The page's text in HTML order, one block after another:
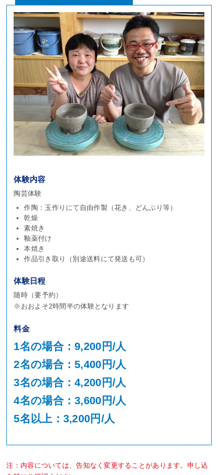
体験内容
陶芸体験
作陶：玉作りにて自由作製（花き、どんぶり等）
乾燥
素焼き
釉薬付け
本焼き
作品引き取り（別途送料にて発送も可）
体験日程
随時（要予約）
※おおよそ2時間半の体験となります
料金
1名の場合：9,200円/人
2名の場合：5,400円/人
3名の場合：4,200円/人
4名の場合：3,600円/人
5名以上：3,200円/人
注：内容については、告知なく変更することがあります。申し込